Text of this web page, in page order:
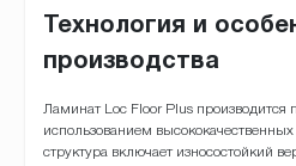
Технология и
производства
Ламинат Loc Floor Plus производится
использованием
структура включает износостойкий